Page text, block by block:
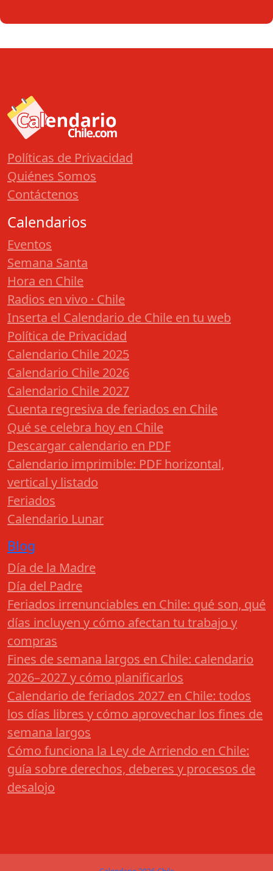
Políticas de Privacidad
Quiénes Somos
Contáctenos
Calendarios
Eventos
Semana Santa
Hora en Chile
Radios en vivo · Chile
Inserta el Calendario de Chile en tu web
Política de Privacidad
Calendario Chile 2025
Calendario Chile 2026
Calendario Chile 2027
Cuenta regresiva de feriados en Chile
Qué se celebra hoy en Chile
Descargar calendario en PDF
Calendario imprimible: PDF horizontal,
vertical y listado
Feriados
Calendario Lunar
Blog
Día de la Madre
Día del Padre
Feriados irrenunciables en Chile: qué son, qué
días incluyen y cómo afectan tu trabajo y
compras
Fines de semana largos en Chile: calendario
2026–2027 y cómo planificarlos
Calendario de feriados 2027 en Chile: todos
los días libres y cómo aprovechar los fines de
semana largos
Cómo funciona la Ley de Arriendo en Chile:
guía sobre derechos, deberes y procesos de
desalojo